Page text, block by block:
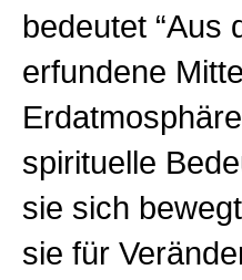
bedeutet “Aus
erfundene
spirituelle
sie sich
sie für